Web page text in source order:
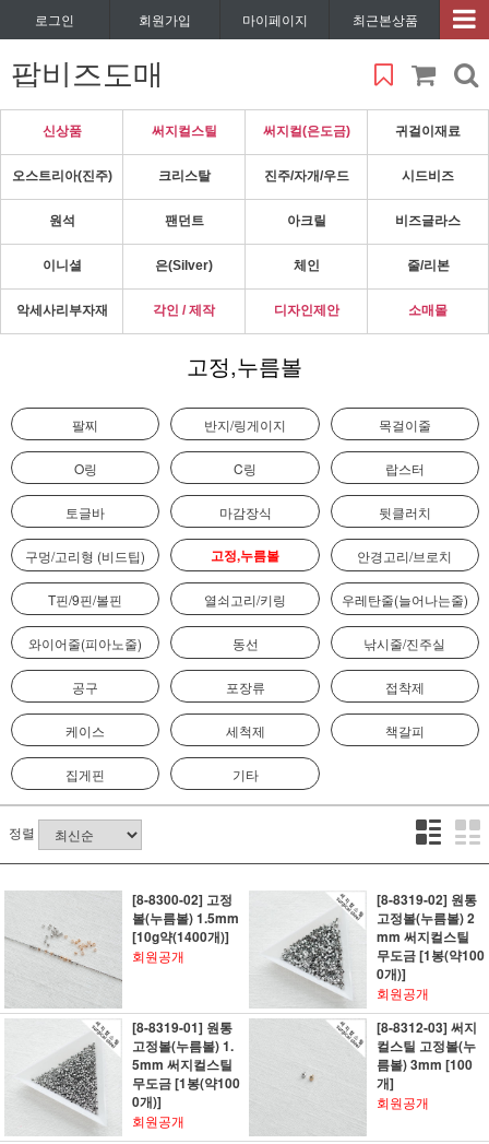
로그인 회원가입 마이페이지 최근본상품
팝비즈도매
신상품 써지컬스틸 써지컬(은도금) 귀걸이재료
오스트리아(진주) 크리스탈 진주/자개/우드 시드비즈
원석 팬던트 아크릴 비즈글라스
이니셜 은(Silver) 체인 줄/리본
악세사리부자재 각인 / 제작 디자인제안 소매몰
고정,누름볼
팔찌 반지/링게이지 목걸이줄
O링 C링 랍스터
토글바 마감장식 뒷클러치
구멍/고리형 (비드팁) 고정,누름볼 안경고리/브로치
T핀/9핀/볼핀 열쇠고리/키링 우레탄줄(늘어나는줄)
와이어줄(피아노줄) 동선 낚시줄/진주실
공구 포장류 접착제
케이스 세척제 책갈피
집게핀 기타
정렬
[8-8300-02] 고정
볼(누름볼) 1.5mm
[10g약(1400개)]
회원공개
[8-8319-02] 원통
고정볼(누름볼) 2
mm 써지컬스틸
무도금 [1봉(약100
0개)]
회원공개
[8-8319-01] 원통
고정볼(누름볼) 1.
5mm 써지컬스틸
무도금 [1봉(약100
0개)]
회원공개
[8-8312-03] 써지
컬스틸 고정볼(누
름볼) 3mm [100
개]
회원공개